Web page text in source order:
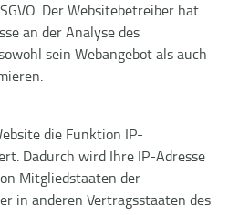
Der Websitebetreiber hat
an der Analyse des
sein Webangebot als auch
die Funktion IP-
Dadurch wird Ihre IP-Adresse
Mitgliedstaaten der
in anderen Vertragsstaaten des